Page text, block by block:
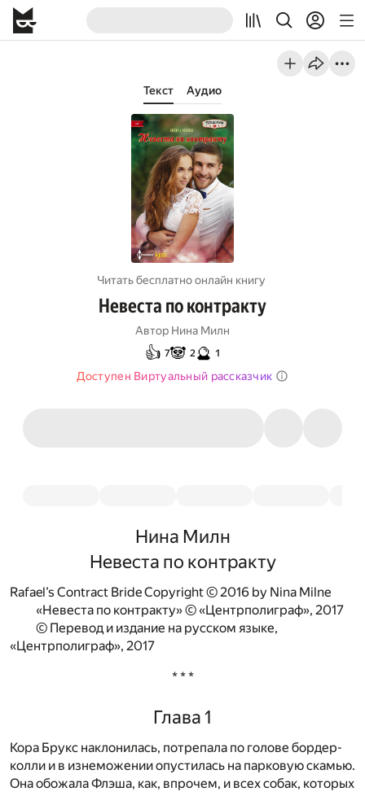
Текст Аудио
Читать бесплатно онлайн книгу
Невеста по контракту
Автор Нина Милн
👍 7🐼 2🔮 1
Доступен Виртуальный рассказчик
Нина Милн
Невеста по контракту
Rafael’s Contract Bride Copyright © 2016 by Nina Milne
«Невеста по контракту» © «Центрполиграф», 2017
© Перевод и издание на русском языке,
«Центрполиграф», 2017
* * *
Глава 1
Кора Брукс наклонилась, потрепала по голове бордер-
колли и в изнеможении опустилась на парковую скамью.
Она обожала Флэша, как, впрочем, и всех собак, которых